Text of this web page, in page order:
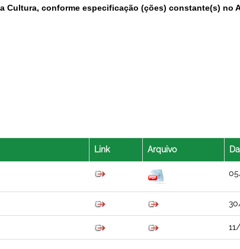
Cultura, conforme especificação (ções) constante(s) no
Link Arquivo